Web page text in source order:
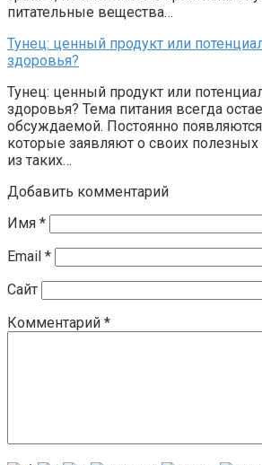
питательные вещества…
Тунец: ценный продукт или
здоровья?
Тунец: ценный продукт или
здоровья? Тема питания всегда
обсуждаемой. Постоянно
которые заявляют о своих
из таких…
Добавить комментарий
Имя *
Email *
Сайт
Комментарий *